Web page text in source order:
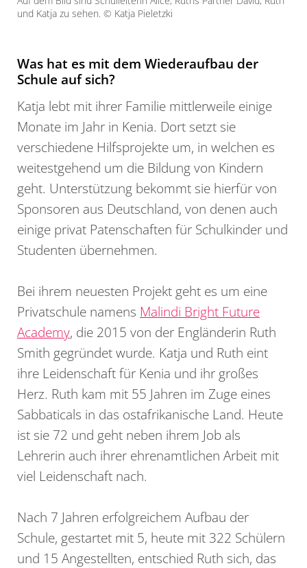
und Katja zu sehen. © Katja Pieletzki
Was hat es mit dem Wiederaufbau der
Schule auf sich?
Katja lebt mit ihrer Familie mittlerweile einige
Monate im Jahr in Kenia. Dort setzt sie
verschiedene Hilfsprojekte um, in welchen es
weitestgehend um die Bildung von Kindern
geht. Unterstützung bekommt sie hierfür von
Sponsoren aus Deutschland, von denen auch
einige privat Patenschaften für Schulkinder und
Studenten übernehmen.
Bei ihrem neuesten Projekt geht es um eine
Privatschule namens Malindi Bright Future
Academy, die 2015 von der Engländerin Ruth
Smith gegründet wurde. Katja und Ruth eint
ihre Leidenschaft für Kenia und ihr großes
Herz. Ruth kam mit 55 Jahren im Zuge eines
Sabbaticals in das ostafrikanische Land. Heute
ist sie 72 und geht neben ihrem Job als
Lehrerin auch ihrer ehrenamtlichen Arbeit mit
viel Leidenschaft nach.
Nach 7 Jahren erfolgreichem Aufbau der
Schule, gestartet mit 5, heute mit 322 Schülern
und 15 Angestellten, entschied Ruth sich, das